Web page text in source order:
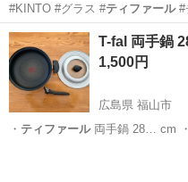
#KINTO #グラス #ティファール#
東京 渋谷区 表参道駅
T-fal 両手鍋
1,500円
広島県 福山市
・ ティファール両手鍋 28… cm ・